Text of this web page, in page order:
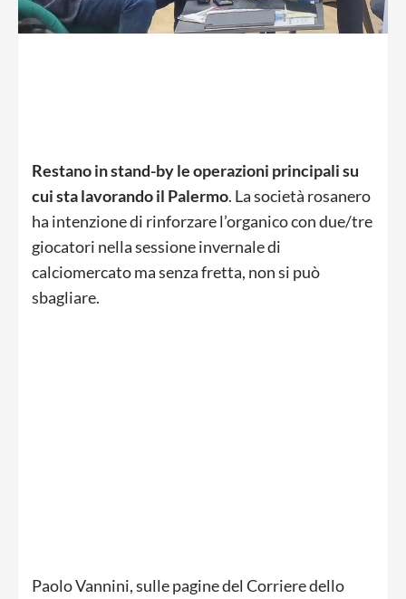
Restano in stand-by le operazioni principali su
cui sta lavorando il Palermo. La società rosanero
ha intenzione di rinforzare l’organico con due/tre
giocatori nella sessione invernale di
calciomercato ma senza fretta, non si può
sbagliare.
Paolo Vannini, sulle pagine del Corriere dello